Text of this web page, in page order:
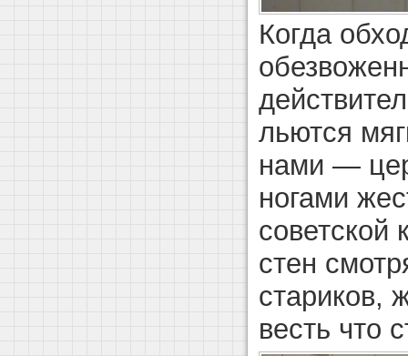
Когда
льются
нами —
ногами
советской
стен
стариков,
весть что